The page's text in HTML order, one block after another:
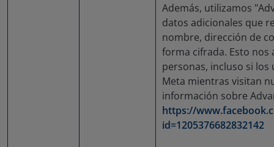
Además, utilizamos
datos adicionales que
nombre, dirección de
forma cifrada. Esto nos
personas, incluso si
Meta mientras visitan
información sobre
https://
id=1205376682832142